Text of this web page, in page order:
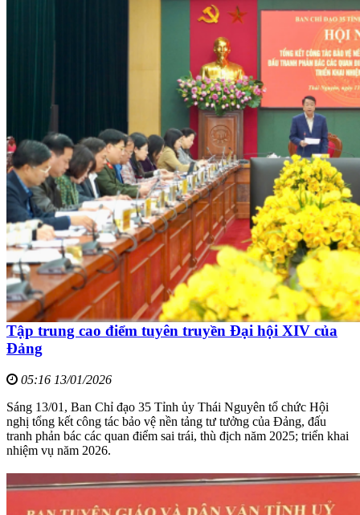
Tập trung cao điểm tuyên truyền Đại hội XIV của
Đảng
05:16 13/01/2026
Sáng 13/01, Ban Chỉ đạo 35 Tỉnh ủy Thái Nguyên tổ chức Hội
nghị tổng kết công tác bảo vệ nền tảng tư tưởng của Đảng, đấu
tranh phản bác các quan điểm sai trái, thù địch năm 2025; triển khai
nhiệm vụ năm 2026.